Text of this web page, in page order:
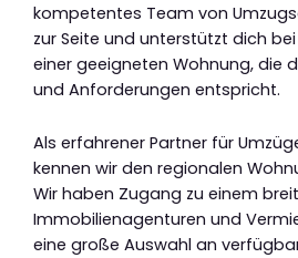
kompetentes Team von
zur Seite und unterstützt dich
einer geeigneten Wohnung, die
und Anforderungen entspricht.
Als erfahrener Partner für
kennen wir den regionalen
Wir haben Zugang zu einem
Immobilienagenturen und
eine große Auswahl an